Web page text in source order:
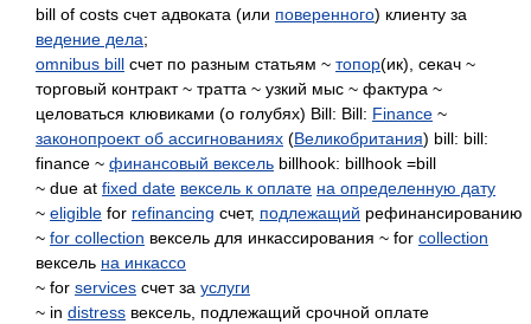
bill of costs счет адвоката (или поверенного) клиенту за
ведение дела;
omnibus bill счет по разным статьям ~ топор(ик), секач ~
торговый контракт ~ тратта ~ узкий мыс ~ фактура ~
целоваться клювиками (о голубях) Bill: Bill: Finance ~
законопроект об ассигнованиях (Великобритания) bill: bill:
finance ~ финансовый вексель billhook: billhook =bill
~ due at fixed date вексель к оплате на определенную дату
~ eligible for refinancing счет, подлежащий рефинансированию
~ for collection вексель для инкассирования ~ for collection
вексель на инкассо
~ for services счет за услуги
~ in distress вексель, подлежащий срочной оплате